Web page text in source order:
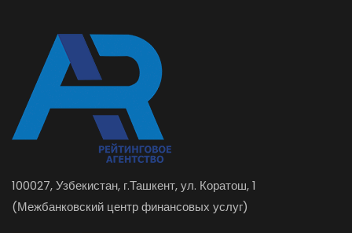
100027, Узбекистан, г.Ташкент, ул. Коратош, 1
(Межбанковский центр финансовых услуг)